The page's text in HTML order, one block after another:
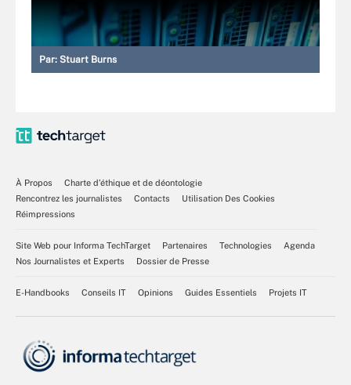
Par: Stuart Burns
À Propos
Charte d’éthique et de déontologie
Rencontrez les journalistes
Contacts
Utilisation Des Cookies
Réimpressions
Site Web pour Informa TechTarget Partenaires Technologies
Agenda
Nos Journalistes et Experts
Dossier de Presse
E-Handbooks Conseils IT Opinions Guides Essentiels Projets IT